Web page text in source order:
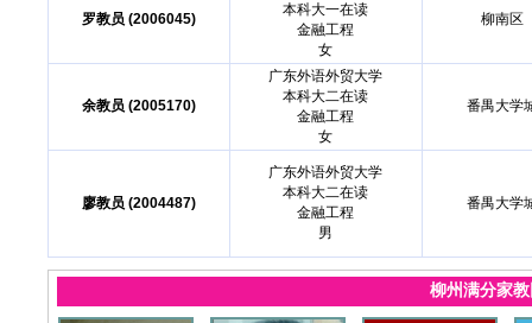
罗教员 (2006045)
本科大一在读
金融工程
女
柳南区
余教员 (2005170)
广东外语外贸大学
本科大二在读
金融工程
女
番禺大学
廖教员 (2004487)
广东外语外贸大学
本科大二在读
金融工程
男
番禺大学
柳州满分家